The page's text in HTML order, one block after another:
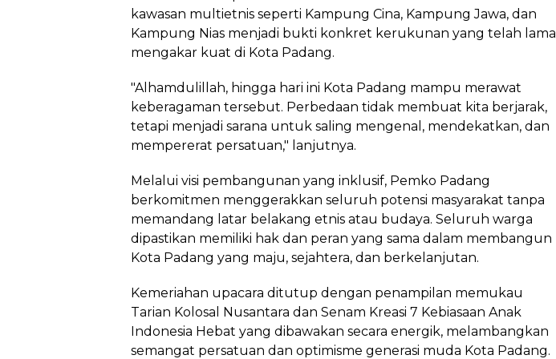
kawasan multietnis seperti Kampung Cina, Kampung Jawa, dan
Kampung Nias menjadi bukti konkret kerukunan yang telah lama
mengakar kuat di Kota Padang.
"Alhamdulillah, hingga hari ini Kota Padang mampu merawat
keberagaman tersebut. Perbedaan tidak membuat kita berjarak,
tetapi menjadi sarana untuk saling mengenal, mendekatkan, dan
mempererat persatuan," lanjutnya.
Melalui visi pembangunan yang inklusif, Pemko Padang
berkomitmen menggerakkan seluruh potensi masyarakat tanpa
memandang latar belakang etnis atau budaya. Seluruh warga
dipastikan memiliki hak dan peran yang sama dalam membangun
Kota Padang yang maju, sejahtera, dan berkelanjutan.
Kemeriahan upacara ditutup dengan penampilan memukau
Tarian Kolosal Nusantara dan Senam Kreasi 7 Kebiasaan Anak
Indonesia Hebat yang dibawakan secara energik, melambangkan
semangat persatuan dan optimisme generasi muda Kota Padang.